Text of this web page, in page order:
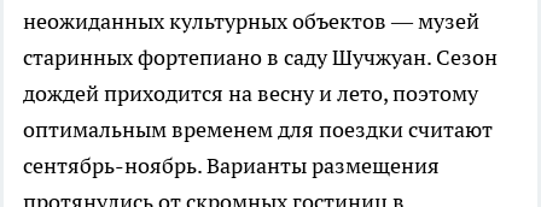
неожиданных культурных объектов — музей
старинных фортепиано в саду Шучжуан. Сезон
дождей приходится на весну и лето, поэтому
оптимальным временем для поездки считают
сентябрь-ноябрь. Варианты размещения
протянулись от скромных гостиниц в